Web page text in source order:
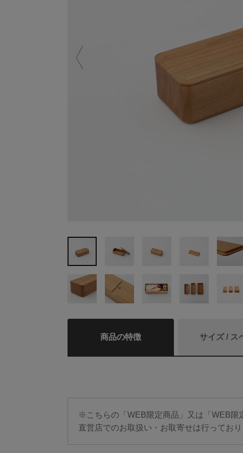
商品の特徴 サイズ / ス
※こちらの「WEB限定商品」又は「WEB限
直営店でのお取扱い・お取寄せは行ってお